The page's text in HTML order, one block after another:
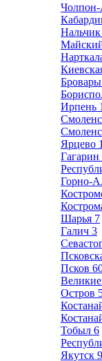
Чолпон-
Нальчик
Бровары
Ирпень
Ярцево
Гагарин
Горно-
Шарья 7
Галич 3
Псков
Остров
Тобыл 6
Якутск